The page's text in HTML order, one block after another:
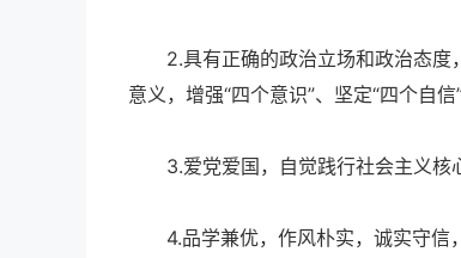
2.具有正确的政治立场和政治态度
意义，增强“四个意识”、坚定“四个自信
3.爱党爱国，自觉践行社会主义核
4.品学兼优，作风朴实，诚实守信，